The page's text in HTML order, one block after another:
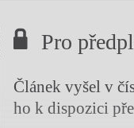
Pro
Článek vyšel v
ho k dispozici